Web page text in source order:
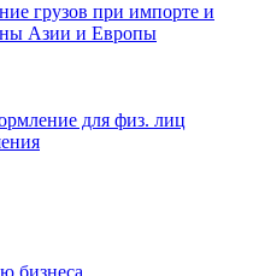
грузов при импорте и
Азии и Европы
для физ. лиц
бизнеса